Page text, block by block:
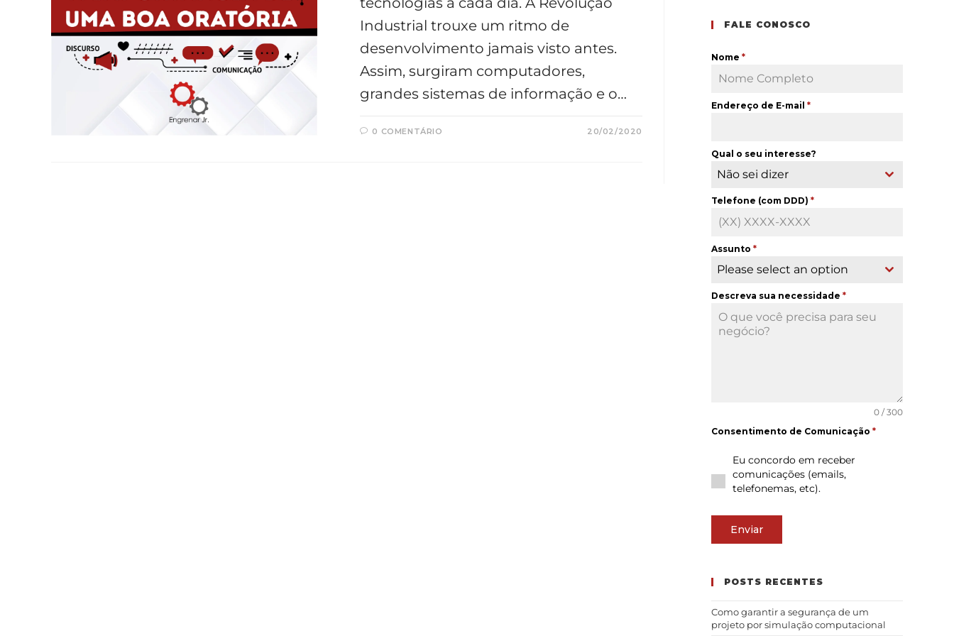
Industrial trouxe um ritmo de
desenvolvimento jamais visto antes.
Assim, surgiram computadores,
grandes sistemas de informação e o…
0 COMENTÁRIO 20/02/2020
FALE CONOSCO
Nome *
Endereço de E-mail *
Qual o seu interesse?
Não sei dizer
Telefone (com DDD) *
Assunto *
Please select an option
Descreva sua necessidade *
0 / 300
Consentimento de Comunicação *
Eu concordo em receber
comunicações (emails,
telefonemas, etc).
Enviar
POSTS RECENTES
Como garantir a segurança de um
projeto por simulação computacional